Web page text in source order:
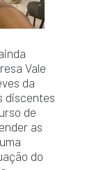
Vale
da
discentes
de
as
do